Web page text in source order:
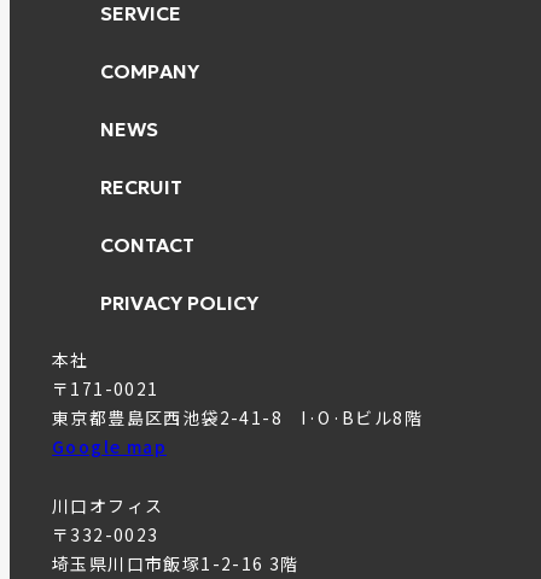
SERVICE
COMPANY
NEWS
RECRUIT
CONTACT
PRIVACY POLICY
本社
〒171-0021
東京都豊島区西池袋2-41-8 I·O·Bビル8階
Google map
川口オフィス
〒332-0023
埼玉県川口市飯塚1-2-16 3階